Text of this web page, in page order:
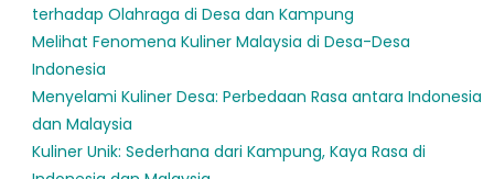
terhadap Olahraga di Desa dan Kampung
Melihat Fenomena Kuliner Malaysia di Desa-Desa
Indonesia
Menyelami Kuliner Desa: Perbedaan Rasa antara Indonesia
dan Malaysia
Kuliner Unik: Sederhana dari Kampung, Kaya Rasa di